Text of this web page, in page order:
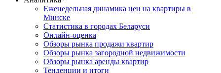
Еженедельная динамика цен на квартиры в
Минске
Статистика в городах Беларуси
Онлайн-оценка
Обзоры рынка продажи квартир
Обзоры рынка загородной недвижимости
Обзоры рынка аренды квартир
Тенденции и итоги